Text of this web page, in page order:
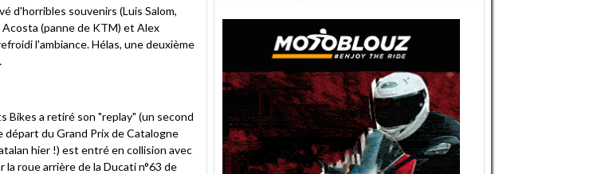
d'horribles souvenirs (Luis Salom,
(panne de KTM) et Alex
l'ambiance. Hélas, une deuxième
Bikes a retiré son "replay" (un second
départ du Grand Prix de Catalogne
hier !) est entré en collision avec
la roue arrière de la Ducati n°63 de